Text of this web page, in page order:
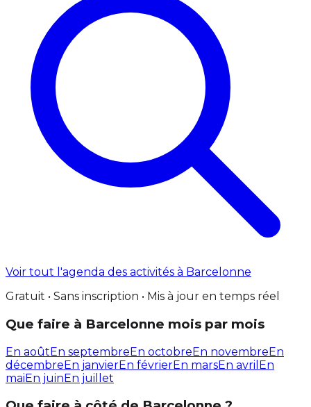
Voir tout l'agenda des activités à Barcelonne
Gratuit • Sans inscription • Mis à jour en temps réel
Que faire à Barcelonne mois par mois
En aoûtEn septembreEn octobreEn novembreEn
décembreEn janvierEn févrierEn marsEn avril En
maiEn juinEn juillet